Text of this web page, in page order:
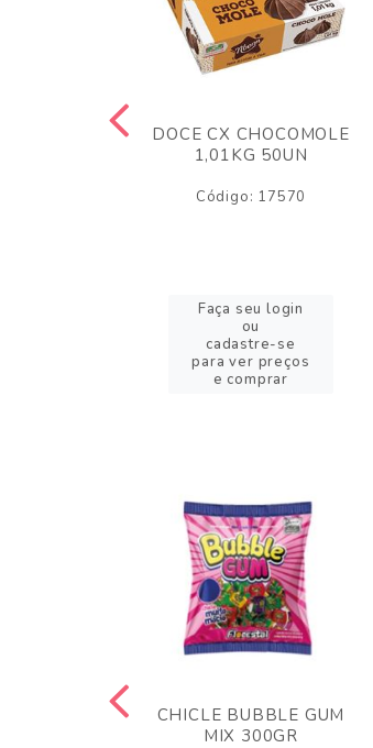
DOCE CX CHOCOMOLE
1,01KG 50UN
Código: 17570
Faça seu login
ou
cadastre-se
para ver preços
e comprar
CHICLE BUBBLE GUM
MIX 300GR